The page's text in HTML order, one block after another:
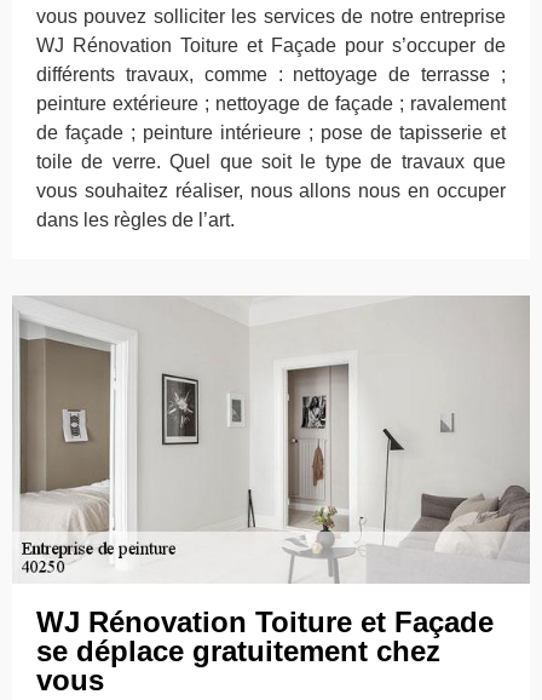
vous pouvez solliciter les services de notre entreprise
WJ Rénovation Toiture et Façade pour s’occuper de
différents travaux, comme : nettoyage de terrasse ;
peinture extérieure ; nettoyage de façade ; ravalement
de façade ; peinture intérieure ; pose de tapisserie et
toile de verre. Quel que soit le type de travaux que
vous souhaitez réaliser, nous allons nous en occuper
dans les règles de l’art.
WJ Rénovation Toiture et Façade
se déplace gratuitement chez
vous